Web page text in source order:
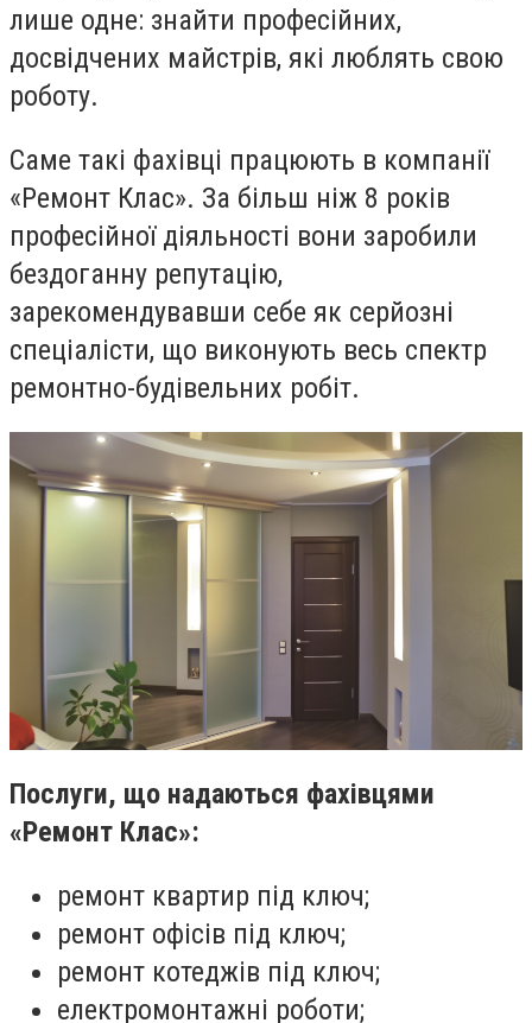
лише одне: знайти професійних,
досвідчених майстрів, які люблять свою
роботу.
Саме такі фахівці працюють в компанії
«Ремонт Клас». За більш ніж 8 років
професійної діяльності вони заробили
бездоганну репутацію,
зарекомендувавши себе як серйозні
спеціалісти, що виконують весь спектр
ремонтно-будівельних робіт.
Послуги, що надаються фахівцями
«Ремонт Клас»:
ремонт квартир під ключ;
ремонт офісів під ключ;
ремонт котеджів під ключ;
електромонтажні роботи;